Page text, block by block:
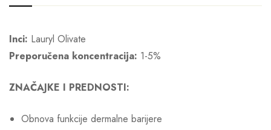
Inci: Lauryl Olivate
Preporučena koncentracija: 1-5%
ZNAČAJKE I PREDNOSTI:
Obnova funkcije dermalne barijere